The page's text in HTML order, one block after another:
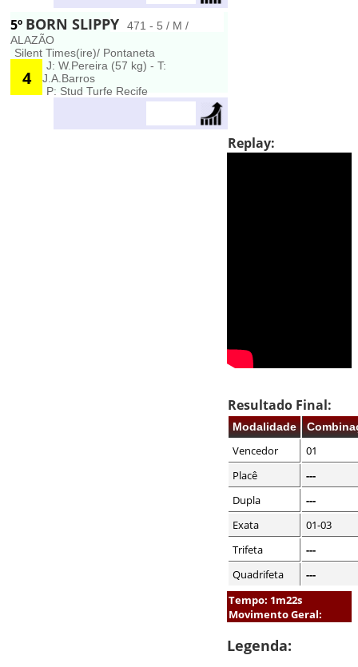
5º BORN SLIPPY
471 - 5 / M /
ALAZÃO
Silent Times(ire)/ Pontaneta
4
J: W.Pereira (57 kg) - T:
J.A.Barros
P: Stud Turfe Recife
Replay:
Resultado Final:
Modalidade
Vencedor
01
Placê
---
Dupla
---
Exata
01-03
Trifeta
---
Quadrifeta
---
Tempo: 1m22s
Movimento Geral:
Legenda: